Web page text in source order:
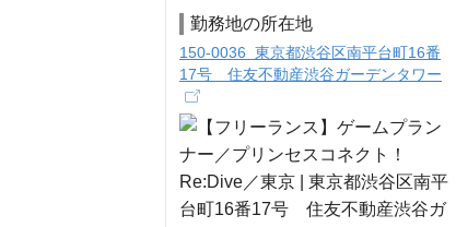
勤務地の所在地
150-0036 東京都渋谷区南平台町16番
17号 住友不動産渋谷ガーデンタワー